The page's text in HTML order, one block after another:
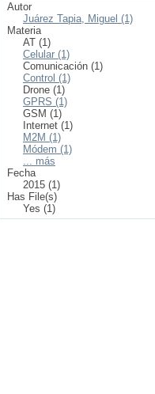
Autor
Juárez Tapia, Miguel (1)
Materia
AT (1)
Celular (1)
Comunicación (1)
Control (1)
Drone (1)
GPRS (1)
GSM (1)
Internet (1)
M2M (1)
Módem (1)
... más
Fecha
2015 (1)
Has File(s)
Yes (1)